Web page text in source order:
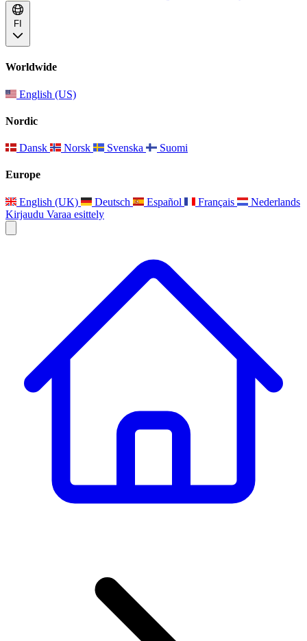
FI
Worldwide
English (US)
Nordic
Dansk Norsk Svenska Suomi
Europe
English (UK) Deutsch Español Français
Nederlands
Kirjaudu Varaa esittely